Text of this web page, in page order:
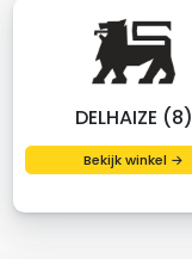
DELHAIZE (8)
Bekijk winkel →